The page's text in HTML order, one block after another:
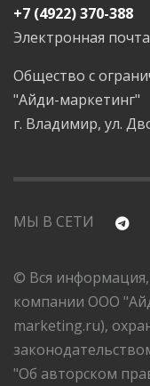
+7 (4922) 370-388
Электронная
Общество с
"Айди-маркетинг"
г. Владимир, ул.
МЫ В СЕТИ
© Вся
компании ООО
marketing.ru),
"Об авторском